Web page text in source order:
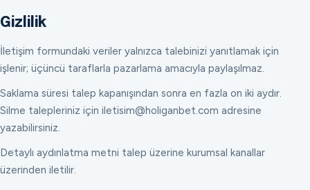
Gizlilik
İletişim formundaki veriler yalnızca talebinizi yanıtlamak için
işlenir; üçüncü taraflarla pazarlama amacıyla paylaşılmaz.
Saklama süresi talep kapanışından sonra en fazla on iki aydır.
Silme talepleriniz için iletisim@holiganbet.com adresine
yazabilirsiniz.
Detaylı aydınlatma metni talep üzerine kurumsal kanallar
üzerinden iletilir.